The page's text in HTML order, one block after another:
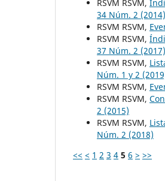
RSVM RSVM,
34 Núm. 2 (2014)
RSVM RSVM,
RSVM RSVM,
37 Núm. 2 (2017)
RSVM RSVM,
Núm. 1 y 2
RSVM RSVM,
RSVM RSVM,
2 (2015)
RSVM RSVM,
Núm. 2 (2018)
<< < 1 2 3 4 5 6 > >>